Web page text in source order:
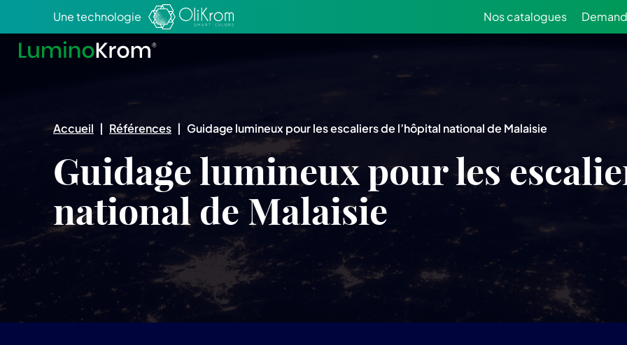
Une technologie Nos catalogues
Accueil | Références | Guidage lumineux pour les escaliers de l’hôpital national de Malaisie
Guidage lumineux pour les
national de Malaisie